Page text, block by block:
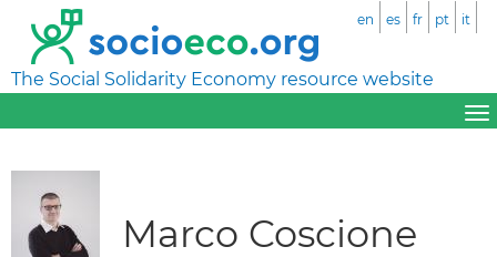
The Social Solidarity Economy resource website
en es fr pt it
Marco Coscione